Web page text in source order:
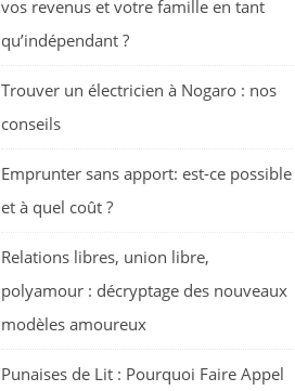
vos revenus et votre famille en tant
qu’indépendant ?
Trouver un électricien à Nogaro : nos
conseils
Emprunter sans apport: est-ce possible
et à quel coût ?
Relations libres, union libre,
polyamour : décryptage des nouveaux
modèles amoureux
Punaises de Lit : Pourquoi Faire Appel